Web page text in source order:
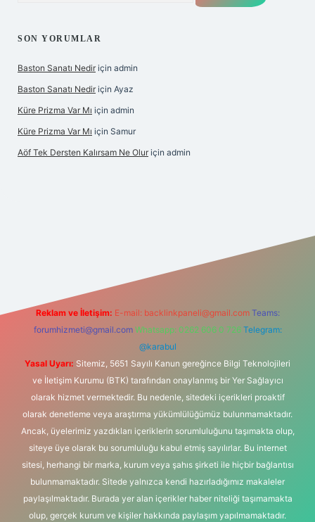
SON YORUMLAR
Baston Sanatı Nedir için admin
Baston Sanatı Nedir için Ayaz
Küre Prizma Var Mı için admin
Küre Prizma Var Mı için Samur
Aöf Tek Dersten Kalırsam Ne Olur için admin
Reklam ve İletişim: E-mail: backlinkpaneli@gmail.com Teams:
forumhizmeti@gmail.com Whatsapp: 0262 606 0 726 Telegram:
@karabul
Yasal Uyarı: Sitemiz, 5651 Sayılı Kanun gereğince Bilgi Teknolojileri
ve İletişim Kurumu (BTK) tarafından onaylanmış bir Yer Sağlayıcı
olarak hizmet vermektedir. Bu nedenle, sitedeki içerikleri proaktif
olarak denetleme veya araştırma yükümlülüğümüz bulunmamaktadır.
Ancak, üyelerimiz yazdıkları içeriklerin sorumluluğunu taşımakta olup,
siteye üye olarak bu sorumluluğu kabul etmiş sayılırlar. Bu internet
sitesi, herhangi bir marka, kurum veya şahıs şirketi ile hiçbir bağlantısı
bulunmamaktadır. Sitede yalnızca kendi hazırladığımız makaleler
paylaşılmaktadır. Burada yer alan içerikler haber niteliği taşımamakta
olup, gerçek kurum ve kişiler hakkında paylaşım yapılmamaktadır.